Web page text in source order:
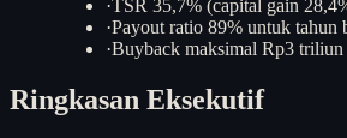
·TSR 35,7% (capital gain
·Payout ratio 89% untuk tahun
·Buyback maksimal Rp3
Ringkasan Eksekutif